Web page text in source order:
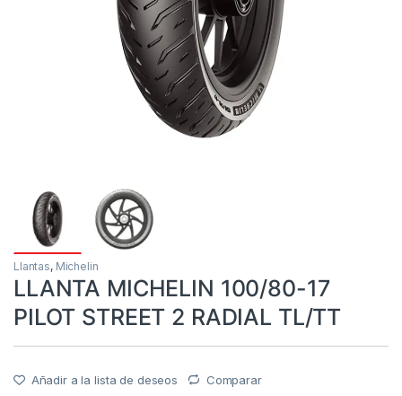
Llantas, Michelin
LLANTA MICHELIN 100/80-17
PILOT STREET 2 RADIAL TL/TT
Añadir a la lista de deseos Comparar